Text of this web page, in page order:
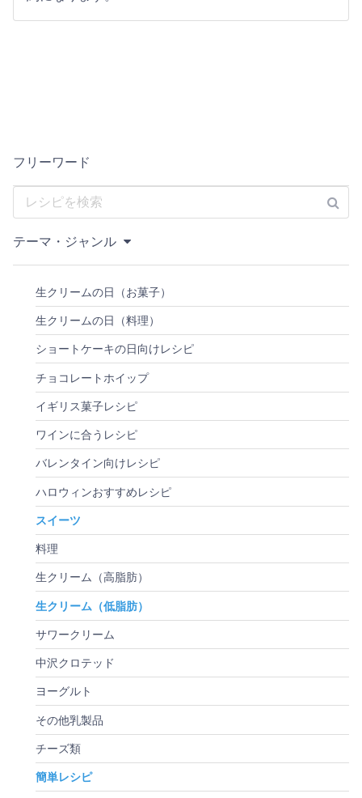
フリーワード
テーマ・ジャンル
生クリームの日（お菓子）
生クリームの日（料理）
ショートケーキの日向けレシピ
チョコレートホイップ
イギリス菓子レシピ
ワインに合うレシピ
バレンタイン向けレシピ
ハロウィンおすすめレシピ
スイーツ
料理
生クリーム（高脂肪）
生クリーム（低脂肪）
サワークリーム
中沢クロテッド
ヨーグルト
その他乳製品
チーズ類
簡単レシピ